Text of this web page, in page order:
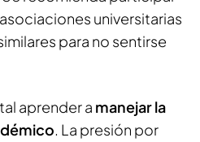
universitarias
para no sentirse
aprender a manejar la
. La presión por